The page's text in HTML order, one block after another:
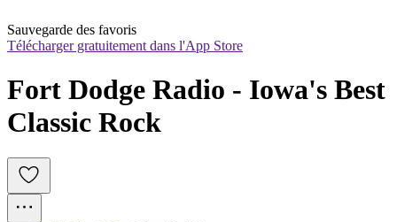
Sauvegarde des favoris
Télécharger gratuitement dans l'App Store
Fort Dodge Radio - Iowa's Best
Classic Rock